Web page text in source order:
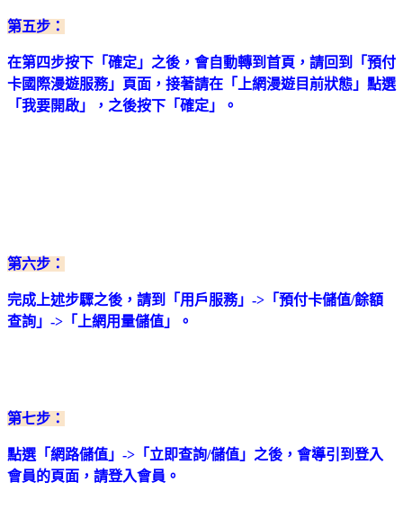
第五步：
在第四步按下「確定」之後，會自動轉到首頁，請回到「預付
卡國際漫遊服務」頁面，接著請在「上網漫遊目前狀態」點選
「我要開啟」，之後按下「確定」。
第六步：
完成上述步驟之後，請到「用戶服務」->「預付卡儲值/餘額
查詢」->「上網用量儲值」。
第七步：
點選「網路儲值」->「立即查詢/儲值」之後，會導引到登入
會員的頁面，請登入會員。